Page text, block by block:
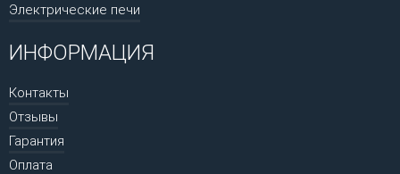
Электрические печи
ИНФОРМАЦИЯ
Контакты
Отзывы
Гарантия
Оплата